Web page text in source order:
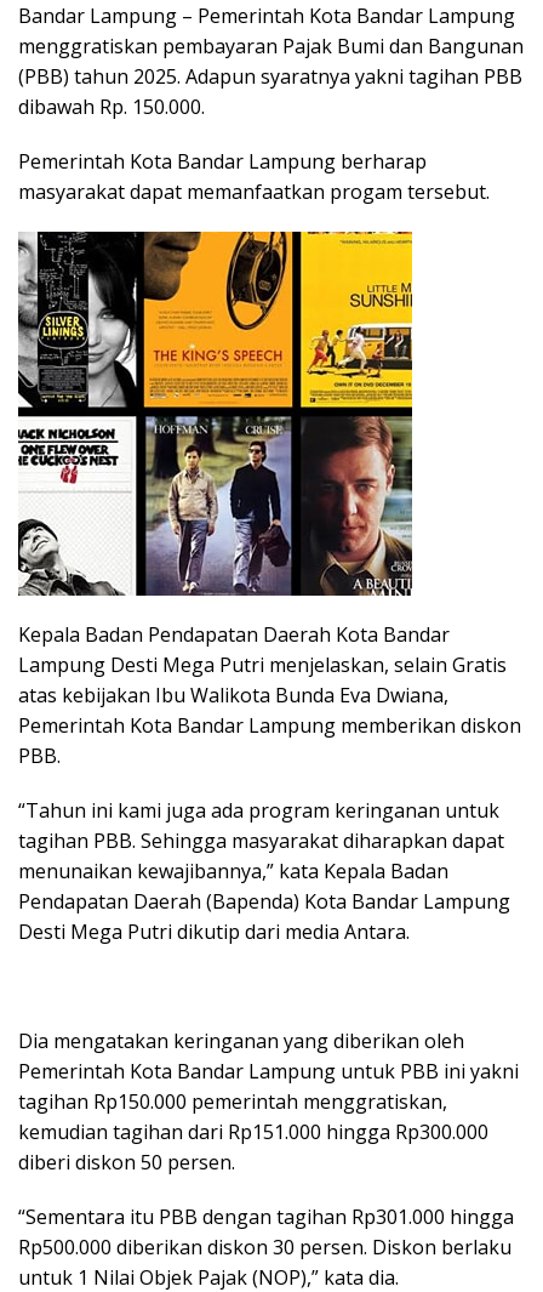
Bandar Lampung – Pemerintah Kota Bandar Lampung
menggratiskan pembayaran Pajak Bumi dan Bangunan
(PBB) tahun 2025. Adapun syaratnya yakni tagihan PBB
dibawah Rp. 150.000.
Pemerintah Kota Bandar Lampung berharap
masyarakat dapat memanfaatkan progam tersebut.
Kepala Badan Pendapatan Daerah Kota Bandar
Lampung Desti Mega Putri menjelaskan, selain Gratis
atas kebijakan Ibu Walikota Bunda Eva Dwiana,
Pemerintah Kota Bandar Lampung memberikan diskon
PBB.
“Tahun ini kami juga ada program keringanan untuk
tagihan PBB. Sehingga masyarakat diharapkan dapat
menunaikan kewajibannya,” kata Kepala Badan
Pendapatan Daerah (Bapenda) Kota Bandar Lampung
Desti Mega Putri dikutip dari media Antara.
Dia mengatakan keringanan yang diberikan oleh
Pemerintah Kota Bandar Lampung untuk PBB ini yakni
tagihan Rp150.000 pemerintah menggratiskan,
kemudian tagihan dari Rp151.000 hingga Rp300.000
diberi diskon 50 persen.
“Sementara itu PBB dengan tagihan Rp301.000 hingga
Rp500.000 diberikan diskon 30 persen. Diskon berlaku
untuk 1 Nilai Objek Pajak (NOP),” kata dia.